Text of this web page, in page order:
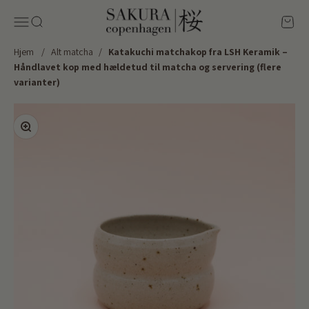
MenuSøg
Sakura Copenhagen
Kurv
Hjem / Alt matcha / Katakuchi matchakop fra LSH Keramik –
Håndlavet kop med hældetud til matcha og servering (flere
varianter)
Zoom